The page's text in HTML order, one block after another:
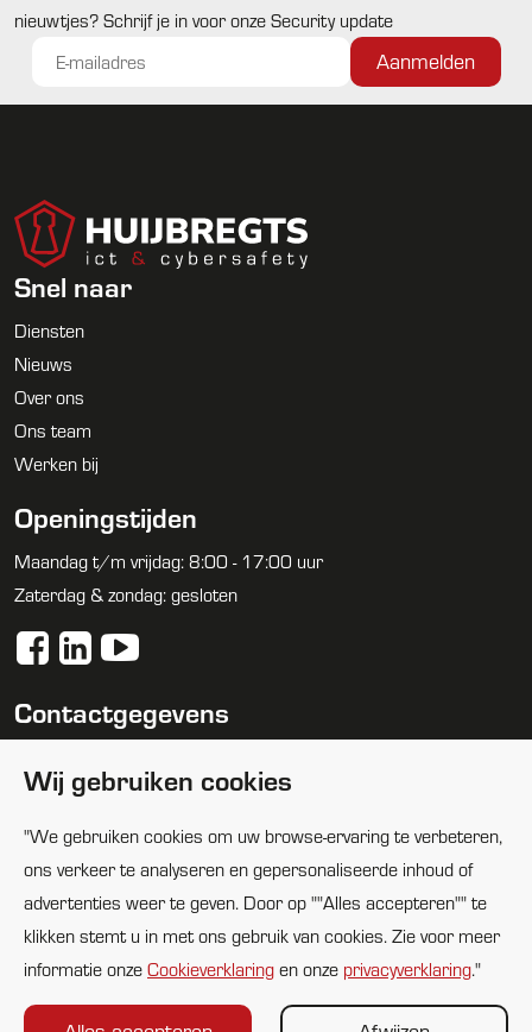
nieuwtjes? Schrijf je in voor onze Security update
Snel naar
Diensten
Nieuws
Over ons
Ons team
Werken bij
Openingstijden
Maandag t/m vrijdag: 8:00 - 17:00 uur
Zaterdag & zondag: gesloten
Contactgegevens
info@huijbregtsgroep.nl
Wij gebruiken cookies
"We gebruiken cookies om uw browse-ervaring te verbeteren,
ons verkeer te analyseren en gepersonaliseerde inhoud of
advertenties weer te geven. Door op ""Alles accepteren"" te
klikken stemt u in met ons gebruik van cookies. Zie voor meer
informatie onze Cookieverklaring en onze privacyverklaring."